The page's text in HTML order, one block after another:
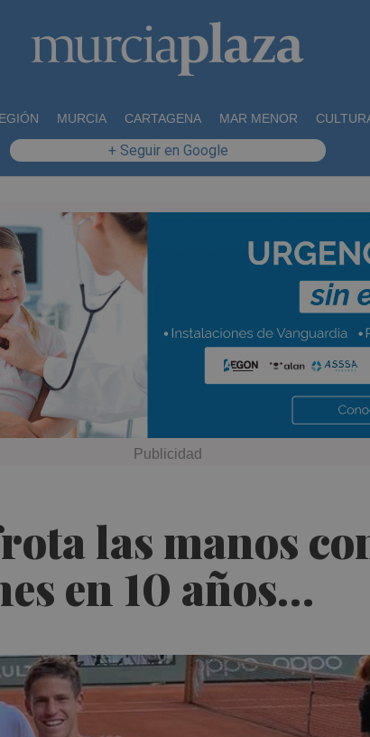
MURCIA CARTAGENA MAR MENOR
+ Seguir en Google
las manos
en 10 años…